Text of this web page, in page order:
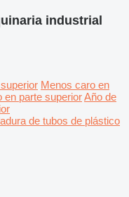
industrial
Menos caro en
en parte superiorAño de